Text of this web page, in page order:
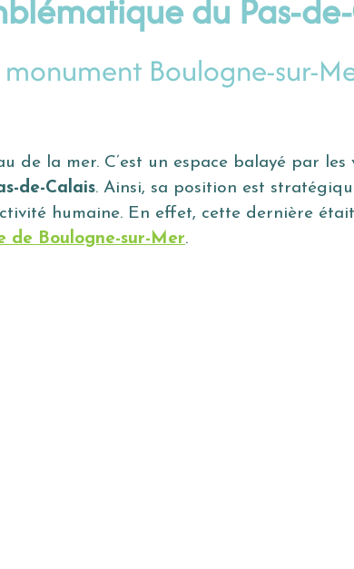
du Pas-
monument Boulogne-sur-
de la mer. C’est un espace balayé par
de-Calais. Ainsi, sa position est
humaine. En effet, cette dernière
de Boulogne-sur-Mer.